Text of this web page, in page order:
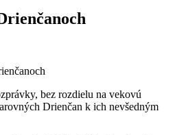
bez rozdielu na vekovú
Drienčan k ich nevšedným